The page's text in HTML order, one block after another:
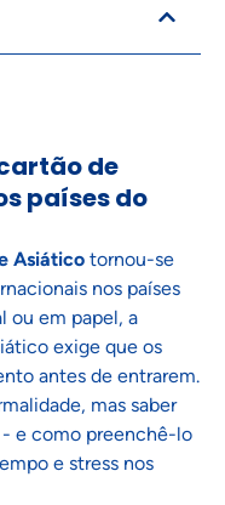
de
países do
Asiático tornou-se
nos países
ou em papel, a
exige que os
antes de entrarem.
mas saber
- e como preenchê-lo
e stress nos